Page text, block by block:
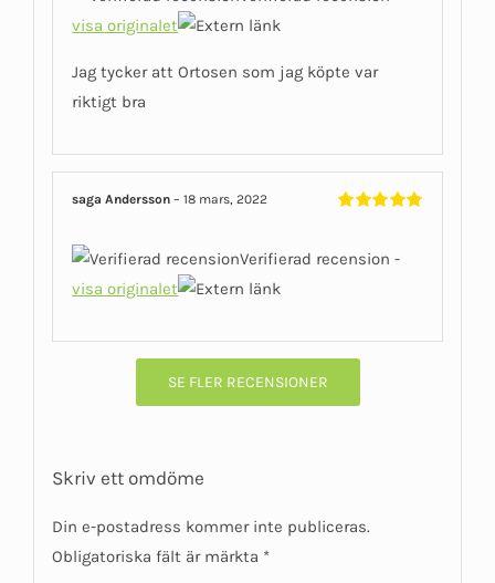
visa originalet
Jag tycker att Ortosen som jag köpte var
riktigt bra
saga Andersson– 18 mars, 2022
Verifierad recension -
visa originalet
SE FLER RECENSIONER
Skriv ett omdöme
Din e-postadress kommer inte publiceras.
Obligatoriska fält är märkta *